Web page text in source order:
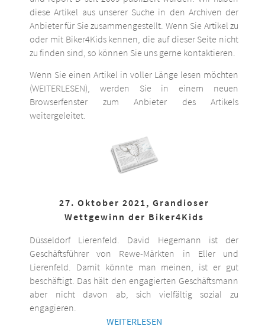
diese Artikel aus unserer Suche in den Archiven der
Anbieter für Sie zusammengestellt. Wenn Sie Artikel zu
oder mit Biker4Kids kennen, die auf dieser Seite nicht
zu finden sind, so können Sie uns gerne kontaktieren.
Wenn Sie einen Artikel in voller Länge lesen möchten
(WEITERLESEN), werden Sie in einem neuen
Browserfenster zum Anbieter des Artikels
weitergeleitet.
27. Oktober 2021, Grandioser
Wettgewinn der Biker4Kids
Düsseldorf Lierenfeld. David Hegemann ist der
Geschäftsführer von Rewe-Märkten in Eller und
Lierenfeld. Damit könnte man meinen, ist er gut
beschäftigt. Das hält den engagierten Geschäftsmann
aber nicht davon ab, sich vielfältig sozial zu
engagieren.
WEITERLESEN